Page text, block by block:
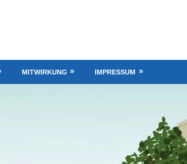
MITWIRKUNG IMPRESSUM